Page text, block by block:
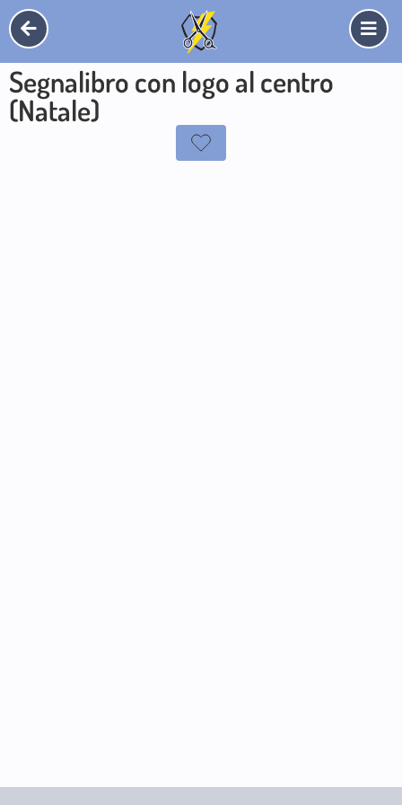
Segnalibro con logo al centro
(Natale)